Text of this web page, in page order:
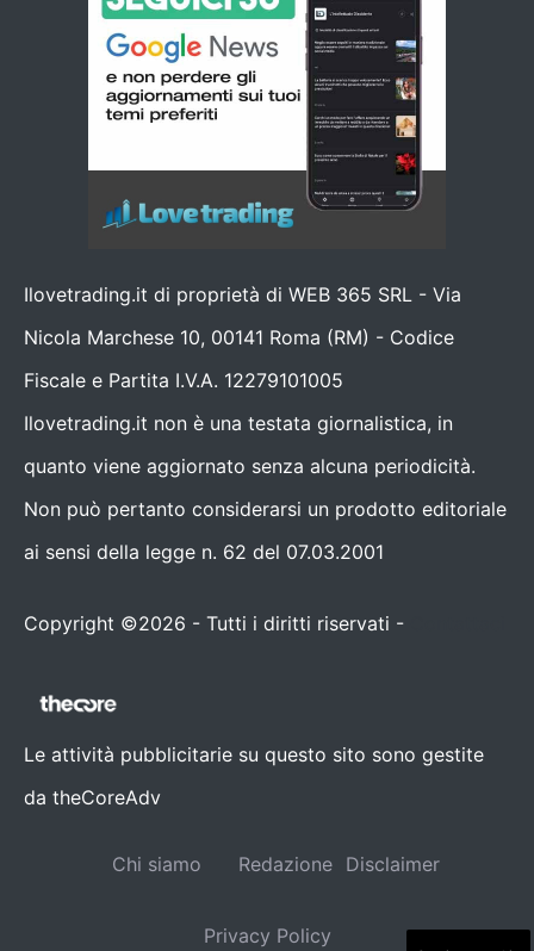
Ilovetrading.it di proprietà di WEB 365 SRL - Via
Nicola Marchese 10, 00141 Roma (RM) - Codice
Fiscale e Partita I.V.A. 12279101005
Ilovetrading.it non è una testata giornalistica, in
quanto viene aggiornato senza alcuna periodicità.
Non può pertanto considerarsi un prodotto editoriale
ai sensi della legge n. 62 del 07.03.2001
Copyright ©2026 - Tutti i diritti riservati -
Le attività pubblicitarie su questo sito sono gestite
da theCoreAdv
Chi siamo Redazione Disclaimer
Privacy Policy